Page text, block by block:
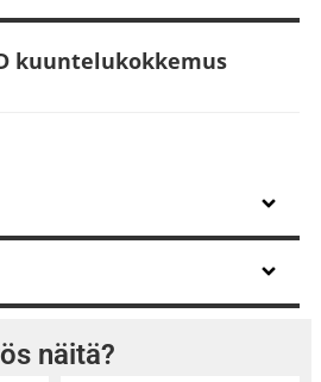
kuuntelukokkemus
Direct -toiminnon, joka
ja vastaanottimista
Etupaneelin tai
sammuttaa digitaalisen
Tämä takaa
häiriön ja siten
näitä?